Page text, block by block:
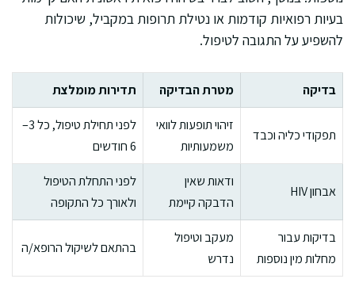
בעיות רפואיות קודמות או נטילת תרופות במקביל, שיכולות
להשפיע על התגובה לטיפול.
בדיקה מטרת הבדיקה תדירות מומלצת
תפקודי כליה וכבד
זיהוי תופעות לוואי
משמעותיות
לפני תחילת טיפול, כל 3–
6 חודשים
אבחון HIV
ודאות שאין
הדבקה קיימת
לפני התחלת הטיפול
ולאורך כל התקופה
בדיקות עבור
מחלות מין נוספות
מעקב וטיפול
נדרש
בהתאם לשיקול הרופא/ה